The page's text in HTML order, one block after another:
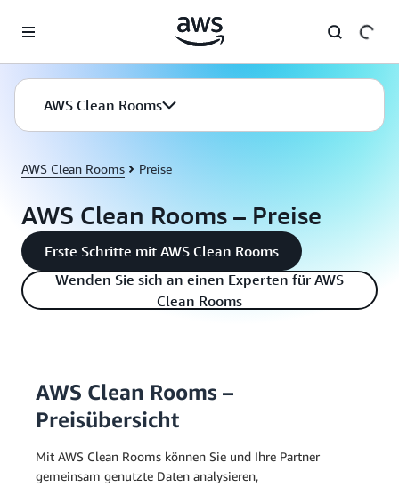
Überspringen zum Hauptinhalt
AWS Clean Rooms
AWS Clean Rooms Preise
AWS Clean Rooms – Preise
Erste Schritte mit AWS Clean Rooms
Wenden Sie sich an einen Experten für AWS
Clean Rooms
AWS Clean Rooms –
Preisübersicht
Mit AWS Clean Rooms können Sie und Ihre Partner
gemeinsam genutzte Daten analysieren,